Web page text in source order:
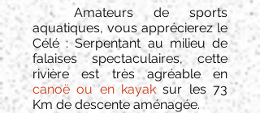
Amateurs de sports
aquatiques, vous apprécierez le
Célé : Serpentant au milieu de
falaises spectaculaires, cette
rivière est très agréable en
canoë ou en kayaksur les 73
Km de descente aménagée.